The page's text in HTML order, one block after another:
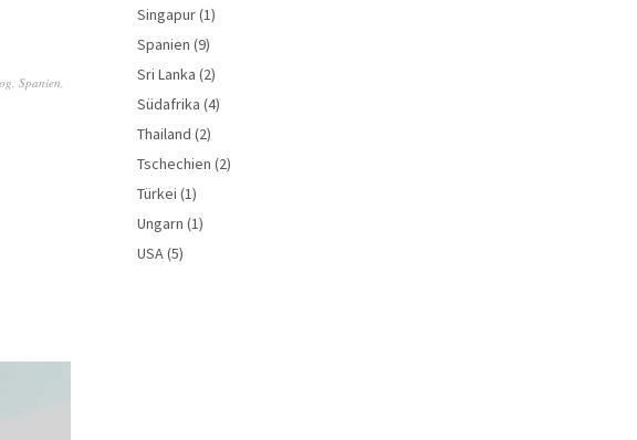
, Spanien,
Singapur(1)
Spanien (9)
Sri Lanka (2)
Südafrika (4)
Thailand (2)
Tschechien (2)
Türkei (1)
Ungarn (1)
USA(5)